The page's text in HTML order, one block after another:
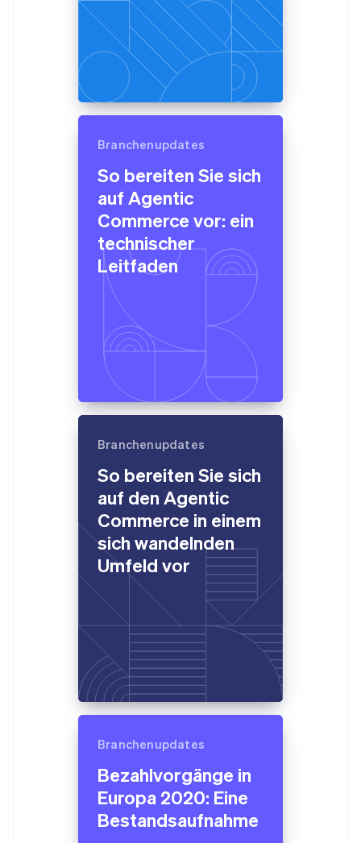
Branchenupdates
So bereiten Sie sich
auf Agentic
Commerce vor: ein
technischer
Leitfaden
Branchenupdates
So bereiten Sie sich
auf den Agentic
Commerce in einem
sich wandelnden
Umfeld vor
Branchenupdates
Bezahlvorgänge in
Europa 2020: Eine
Bestandsaufnahme